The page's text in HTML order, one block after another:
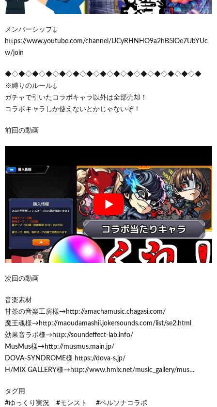
メンバーシップ↓
https://www.youtube.com/channel/UCyRHNHO9a2hB5lOe7UbYUc
w/join
◆◇◆◇◆◇◆◇◆◇◆◇◆◇◆◇◆◇◆◇◆◇◆◇◆◇◆◇◆
※縛りのルール↓
ガチャで引いたコラボキャラ以外は全部売却！
コラボキャラしか使えないとかじゃないぞ！
前回の動画
次回の動画
音楽素材
甘茶の音楽工房様→http://amachamusic.chagasi.com/
魔王魂様→http://maoudamashii.jokersounds.com/list/se2.html
効果音ラボ様→http://soundeffect-lab.info/
MusMus様→http://musmus.main.jp/
DOVA-SYNDROME様 https://dova-s.jp/
H/MIX GALLERY様→http://www.hmix.net/music_gallery/mus…
タグ用
#ゆっくり実況 #モンスト #ペルソナコラボ